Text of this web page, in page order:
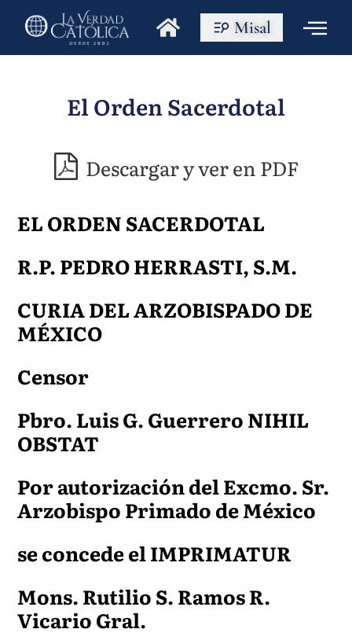
Misal
El Orden Sacerdotal
Descargar y ver en PDF
EL ORDEN SACERDOTAL
R.P. PEDRO HERRASTI, S.M.
CURIA DEL ARZOBISPADO DE
MÉXICO
Censor
Pbro. Luis G. Guerrero NIHIL
OBSTAT
Por autorización del Excmo. Sr.
Arzobispo Primado de México
se concede el IMPRIMATUR
Mons. Rutilio S. Ramos R.
Vicario Gral.